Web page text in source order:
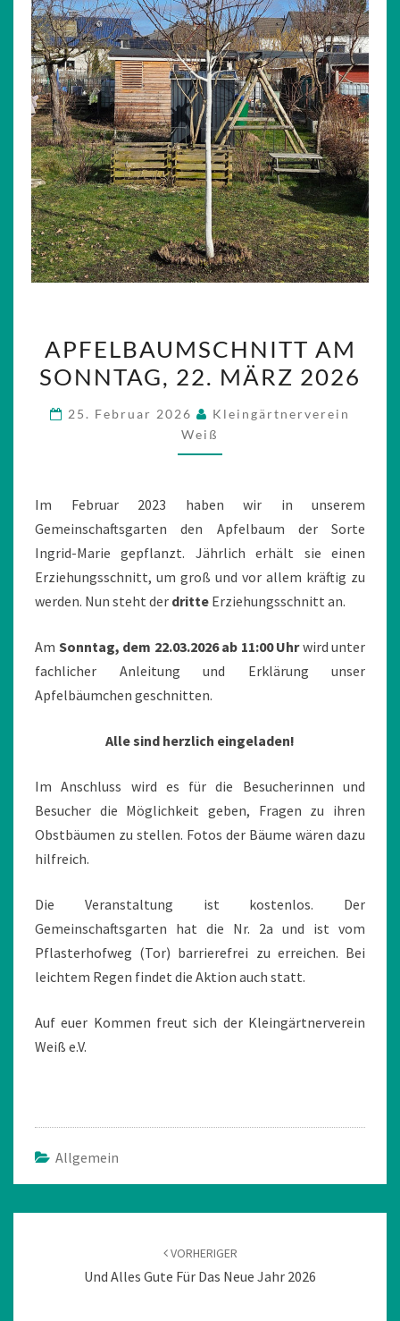
AM
SONNTAG,
MÄRZ
2026
APFELBAUMSCHNITT AM
SONNTAG, 22. MÄRZ 2026
25. Februar 2026
Kleingärtnerverein
Weiß
Im Februar 2023 haben wir in unserem
Gemeinschaftsgarten den Apfelbaum der Sorte
Ingrid-Marie gepflanzt. Jährlich erhält sie einen
Erziehungsschnitt, um groß und vor allem kräftig zu
werden. Nun steht der dritte Erziehungsschnitt an.
Am Sonntag, dem 22.03.2026 ab 11:00 Uhrwird unter
fachlicher Anleitung und Erklärung unser
Apfelbäumchen geschnitten.
Alle sind herzlich eingeladen!
Im Anschluss wird es für die Besucherinnen und
Besucher die Möglichkeit geben, Fragen zu ihren
Obstbäumen zu stellen. Fotos der Bäume wären dazu
hilfreich.
Die Veranstaltung ist kostenlos. Der
Gemeinschaftsgarten hat die Nr. 2a und ist vom
Pflasterhofweg (Tor) barrierefrei zu erreichen. Bei
leichtem Regen findet die Aktion auch statt.
Auf euer Kommen freut sich der Kleingärtnerverein
Weiß e.V.
Allgemein
VORHERIGER
Und Alles Gute Für Das Neue Jahr 2026